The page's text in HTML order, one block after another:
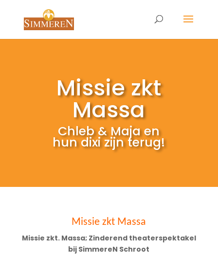
Missie zkt
Massa
Chleb & Maja en
hun dixi zijn terug!
Missie zkt Massa
Missie zkt. Massa; Zinderend theaterspektakel
bij SimmereN Schroot